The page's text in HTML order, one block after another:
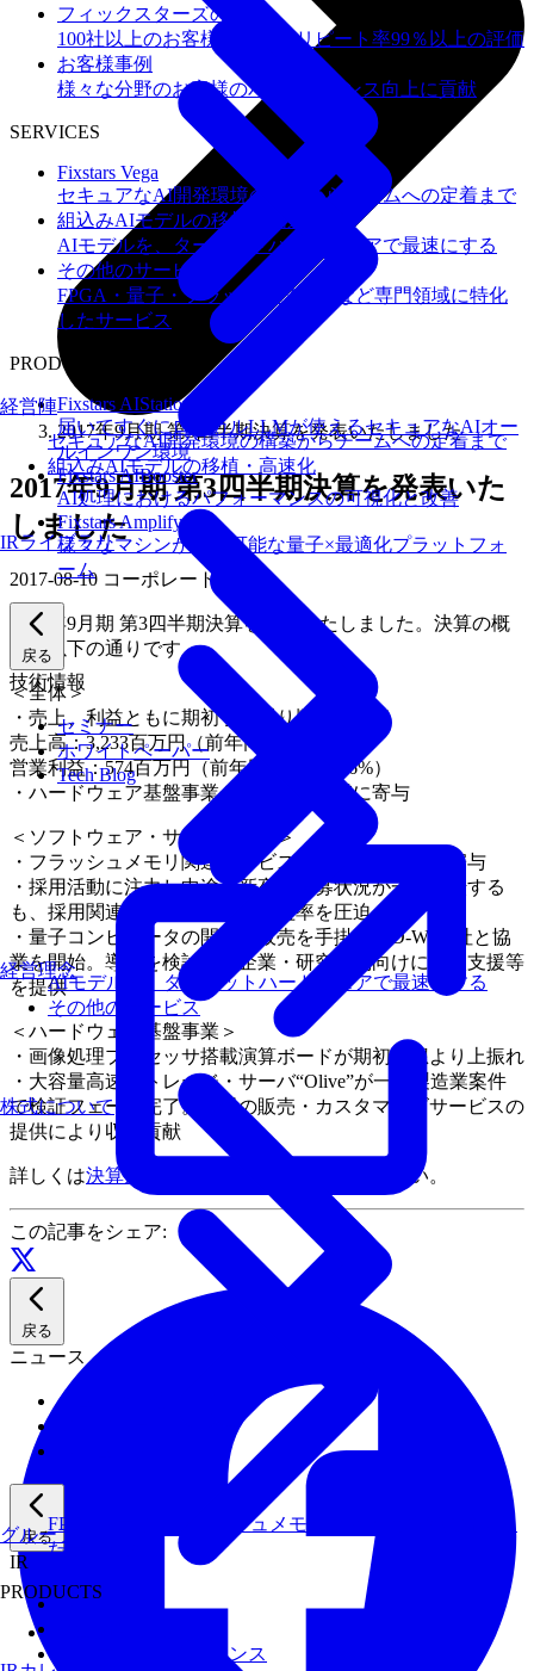
フィックスターズの​強み
100社以上のお客様を支援しリピート率99％以上の評価
お客様事例
様々な分野のお客様のパフォーマンス向上に貢献
SERVICES
Fixstars Vega
セキュアなAI開発環境の構築からチームへの定着まで
組込みAIモデルの移植・高速化
AIモデルを、ターゲットハードウェアで最速にする
その他のサービス
FPGA・量子・フラッシュメモリなど専門領域に特化
したサービス
PRODUCTS
Fixstars AIStation
届いてすぐにローカルLLMが使えるセキュアなAIオー
ルインワン環境
Fixstars AIBooster
AI処理におけるパフォーマンスの可視化と改善
Fixstars Amplify
様々なマシンが利用可能な量子×最適化プラットフォ
ーム
戻る
技術情報
セミナー
ホワイトペーパー
Tech Blog
戻る
ニュース
ニュース一覧
戻る
IR
IRニュース
コーポレートガバナンス
経営陣
経営理念
グループ会社
セキュアなAI開発環境の構築からチームへの定着まで
組込みAIモデルの移植・高速化
AIモデルを、ターゲットハードウェアで最速にする
その他のサービス
FPGA・量子・フラッシュメモリなど専門領域に特化し
たサービス
PRODUCTS
IRライブラリ
株式について
2017年9月期 第3四半期決算を発表いたしました
2017年9月期 第3四半期決算を発表いた
しました
2017-08-10 コーポレート
2017年9月期 第3四半期決算を発表いたしました。決算の概
要は以下の通りです。
＜全体＞
・売上、利益ともに期初予算通り順調に推移
売上高：3,233百万円（前年同期比 ＋4.7%）
営業利益：574百万円（前年同期比 ▲ 5.6%）
・ハードウェア基盤事業が伸長し売上増に寄与
＜ソフトウェア・サービス事業＞
・フラッシュメモリ関連サービスが安定して業績に寄与
・採用活動に注力し中途・新卒の応募状況が一部好転する
も、採用関連費用が増加して利益率を圧迫
・量子コンピュータの開発・販売を手掛けるD-Wave社と協
業を開始。導入を検討する企業・研究機関向けに導入支援等
を提供
＜ハードウェア基盤事業＞
・画像処理プロセッサ搭載演算ボードが期初予想より上振れ
・大容量高速ストレージ・サーバ“Olive”が一部製造業案件
で検証フェーズ完了。機器の販売・カスタマイズサービスの
提供により収益貢献
詳しくは決算短信 をご覧ください。
この記事をシェア: